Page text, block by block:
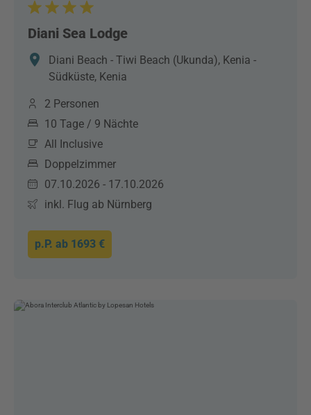
Diani Sea Lodge
Diani Beach - Tiwi Beach (Ukunda), Kenia -
Südküste, Kenia
2 Personen
10 Tage / 9 Nächte
All Inclusive
Doppelzimmer
07.10.2026 - 17.10.2026
inkl. Flug ab Nürnberg
p.P. ab 1693 €